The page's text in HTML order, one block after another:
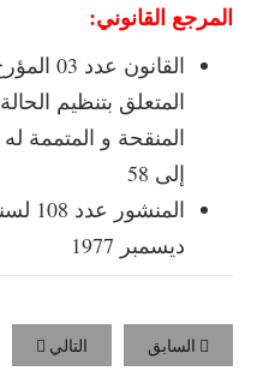
المرجع القانوني:
المتعلق بتنظيم
إلى 58
ديسمبر 1977
السابق التالي